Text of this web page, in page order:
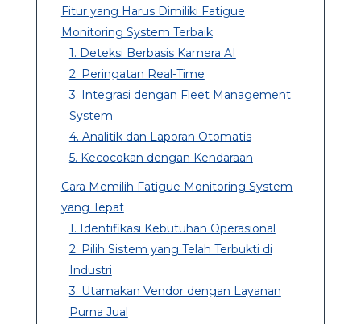
Fitur yang Harus Dimiliki Fatigue
Monitoring System Terbaik
1. Deteksi Berbasis Kamera AI
2. Peringatan Real-Time
3. Integrasi dengan Fleet Management
System
4. Analitik dan Laporan Otomatis
5. Kecocokan dengan Kendaraan
Cara Memilih Fatigue Monitoring System
yang Tepat
1. Identifikasi Kebutuhan Operasional
2. Pilih Sistem yang Telah Terbukti di
Industri
3. Utamakan Vendor dengan Layanan
Purna Jual